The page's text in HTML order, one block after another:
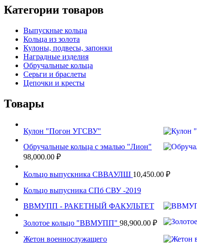
Категории товаров
Выпускные кольца
Кольца из золота
Кулоны, подвесы, запонки
Наградные изделия
Обручальные кольца
Серьги и браслеты
Цепочки и кресты
Товары
Кулон "Погон УГСВУ"
Обручальные кольца с эмалью "Лион"
98,000.00 ₽
Кольцо выпускника СВВАУЛШ 10,450.00 ₽
Кольцо выпусника СПб СВУ -2019
ВВМУПП - РАКЕТНЫЙ ФАКУЛЬТЕТ
Золотое кольцо "ВВМУПП" 98,900.00 ₽
Жетон военнослужащего